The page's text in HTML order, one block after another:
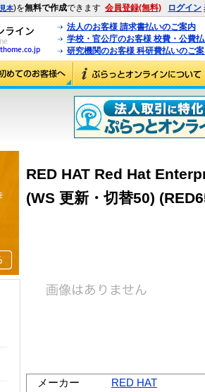
見本)を無料で作成できます 会員登録(無料) ログイン
法人のお客様 請求書払いのご案内
学校・官公庁のお客様 校費・公費
研究機関のお客様 科研費払いのご
RED HAT Red Hat
(WS 更新・切替50)
メーカー
RED HAT